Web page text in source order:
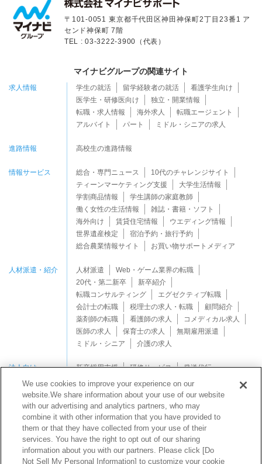
〒101-0051 東京都千代田区神田神保町2丁目23番1 ア
センド神保町 7階
TEL : 03-3222-3900（代表）
マイナビグループの関連サイト
求人情報 学生の就活 留学経験者の就活
看護学生向け
医学生・研修医向け
独立・開業情報
転職・求人情報
海外求人
転職エージェント
アルバイト
パート ミドル・シニアの求人
進路情報 高校生の進路情報
情報サービス 総合・専門ニュース
10代のチャレンジサイト
ティーンマーケティング支援
大学生活情報
学割商品情報
学生講師の家庭教師
働く女性の生活情報
雑誌・書籍・ソフト
海外向け
賃貸住宅情報
ウエディング情報
世界遺産検定
宿泊予約・旅行予約
総合農業情報サイト
お買い物サポートメディア
人材派遣・紹介 人材派遣
Web・ゲーム業界の転職
20代・第二新卒
新卒紹介
転職コンサルティング
エグゼクティブ転職
会計士の転職
税理士の求人・転職
顧問紹介
薬剤師の転職
看護師の求人
コメディカル求人
医師の求人
保育士の求人
無期雇用派遣
ミドル・シニア
介護の求人
法人向け 新卒採用支援 研修サービス 発送代行
Copyright © Mynavi Support Corporation All rights reserved.
We use cookies to improve your experience on our
website.We share information about your use of our website
with our advertising and analytics partners, who may
combine it with other information that you have provided to
them or that they have collected from your use of their
services. You have the right to opt out of our sharing
information about you with our partners. Please click [Do
Not Sell My Personal Information] to customize your cookie